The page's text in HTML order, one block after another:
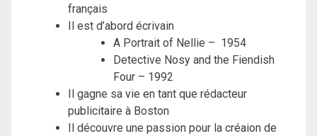
français
Il est d’abord écrivain
A Portrait of Nellie – 1954
Detective Nosy and the Fiendish
Four – 1992
Il gagne sa vie en tant que rédacteur
publicitaire à Boston
Il découvre une passion pour la créaion de